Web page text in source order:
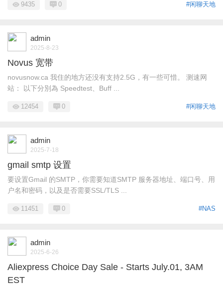
#闲聊天地
9435 0
admin
2025-8-23
Novus 宽带
novusnow.ca 我住的地方还没有支持2.5G，有一些可惜。 测速网
站： 以下分別為 Speedtest、Buff ...
#闲聊天地
12454 0
admin
2025-7-18
gmail smtp 设置
要设置Gmail 的SMTP，你需要知道SMTP 服务器地址、端口号、用
户名和密码，以及是否需要SSL/TLS ...
#NAS
11451 0
admin
2025-6-26
Aliexpress Choice Day Sale - Starts July.01, 3AM
EST